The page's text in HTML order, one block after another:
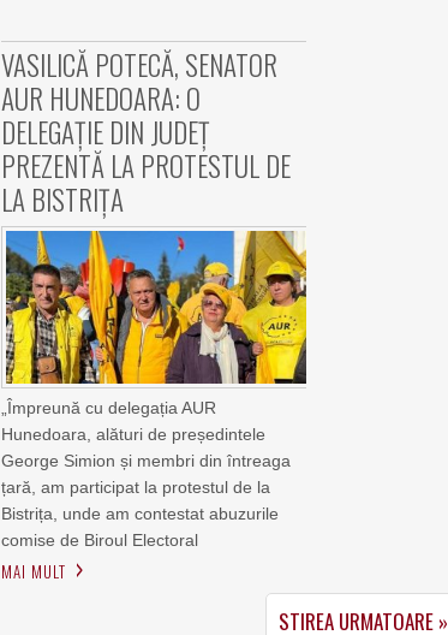
VASILICĂ POTECĂ, SENATOR
AUR HUNEDOARA: O
DELEGAȚIE DIN JUDEȚ
PREZENTĂ LA PROTESTUL DE
LA BISTRIȚA
„Împreună cu delegația AUR
Hunedoara, alături de președintele
George Simion și membri din întreaga
țară, am participat la protestul de la
Bistrița, unde am contestat abuzurile
comise de Biroul Electoral
MAI MULT
STIREA URMATOARE »